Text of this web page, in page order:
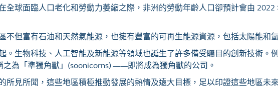
全球面臨人口老化和勞動力萎縮之際，非洲的勞動年齡人口卻預計會由 2022
不但富有石油和天然氣能源，也擁有豐富的可再生能源資源，包括太陽能和
。生物科技、人工智能及新能源等領域也誕生了許多備受矚目的創新技術。
為「準獨角獸」(soonicorns) ——即將成為獨角獸的公司。
所見所聞，這些地區積極推動發展的熱情及遠大目標，足以印證這些地區未